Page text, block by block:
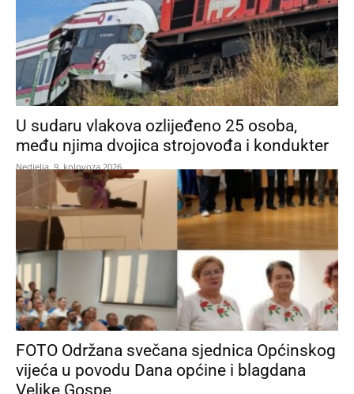
U sudaru vlakova ozlijeđeno 25 osoba,
među njima dvojica strojovođa i kondukter
Nedjelja, 9. kolovoza 2026.
FOTO Održana svečana sjednica Općinskog
vijeća u povodu Dana općine i blagdana